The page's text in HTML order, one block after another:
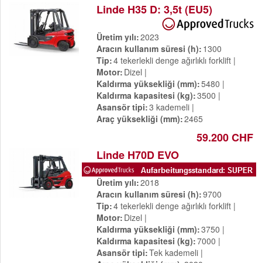
Linde H35 D: 3,5t (EU5)
Üretim yılı 2023
Aracın kullanım süresi (h) 1300
Tip 4 tekerlekli denge ağırlıklı forklift
Motor Dizel
Kaldırma yüksekliği (mm) 5480
Kaldırma kapasitesi (kg) 3500
Asansör tipi 3 kademeli
Araç yüksekliği (mm) 2465
59.200 CHF
Linde H70D EVO
Üretim yılı 2018
Aracın kullanım süresi (h) 9700
Tip 4 tekerlekli denge ağırlıklı forklift
Motor Dizel
Kaldırma yüksekliği (mm) 3750
Kaldırma kapasitesi (kg) 7000
Asansör tipi Tek kademeli